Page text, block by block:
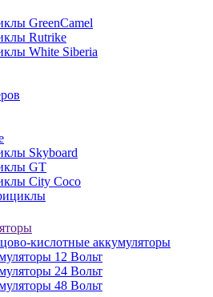
GreenCamel
Rutrike
White Siberia
Skyboard
GT
City Coco
кислотные аккумуляторы
12 Вольт
24 Вольт
48 Вольт